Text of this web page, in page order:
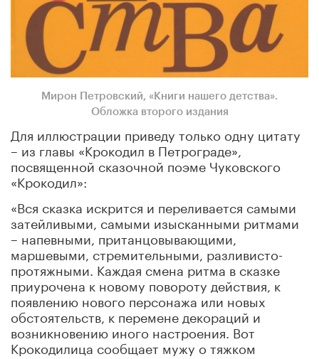
Мирон Петровский, «Книги нашего детства».
Обложка второго издания
Для иллюстрации приведу только одну цитату
– из главы «Крокодил в Петрограде»,
посвященной сказочной поэме Чуковского
«Крокодил»:
«Вся сказка искрится и переливается самыми
затейливыми, самыми изысканными ритмами
– напевными, пританцовывающими,
маршевыми, стремительными, разливисто-
протяжными. Каждая смена ритма в сказке
приурочена к новому повороту действия, к
появлению нового персонажа или новых
обстоятельств, к перемене декораций и
возникновению иного настроения. Вот
Крокодилица сообщает мужу о тяжком